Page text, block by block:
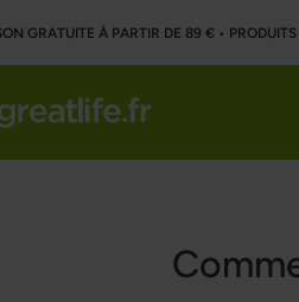
GRATUITE À PARTIR DE 89 € • PRODUITS